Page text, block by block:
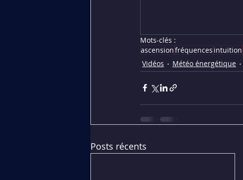
Mots-clés :
ascensionfréquences intuition
Vidéos
Météo énergétique
Posts récents